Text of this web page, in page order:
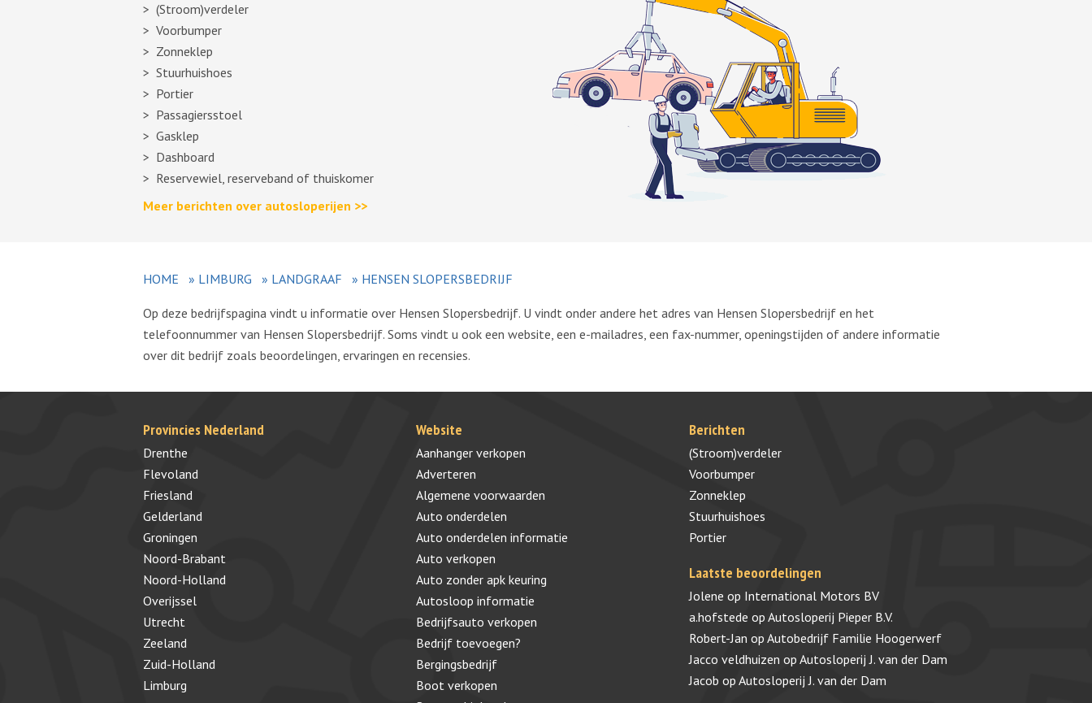
(Stroom)verdeler
Voorbumper
Zonneklep
Stuurhuishoes
Portier
Passagiersstoel
Gasklep
Dashboard
Reservewiel, reserveband of thuiskomer
Meer berichten over autosloperijen >>
HOME » LIMBURG » LANDGRAAF » HENSEN SLOPERSBEDRIJF
Op deze bedrijfspagina vindt u informatie over Hensen Slopersbedrijf. U vindt onder andere het adres van Hensen Slopersbedrijf en het
telefoonnummer van Hensen Slopersbedrijf. Soms vindt u ook een website, een e-mailadres, een fax-nummer, openingstijden of andere informatie
over dit bedrijf zoals beoordelingen, ervaringen en recensies.
Provincies Nederland
Drenthe
Flevoland
Friesland
Gelderland
Groningen
Noord-Brabant
Noord-Holland
Overijssel
Utrecht
Zeeland
Zuid-Holland
Limburg
Website
Aanhanger verkopen
Adverteren
Algemene voorwaarden
Auto onderdelen
Auto onderdelen informatie
Auto verkopen
Auto zonder apk keuring
Autosloop informatie
Bedrijfsauto verkopen
Bedrijf toevoegen?
Bergingsbedrijf
Boot verkopen
Berichten
(Stroom)verdeler
Voorbumper
Zonneklep
Stuurhuishoes
Portier
Laatste beoordelingen
Jolene op International Motors BV
a.hofstede op Autosloperij Pieper B.V.
Robert-Jan op Autobedrijf Familie Hoogerwerf
Jacco veldhuizen op Autosloperij J. van der Dam
Jacob op Autosloperij J. van der Dam